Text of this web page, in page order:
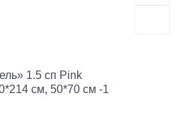
1.5 сп Pink
см, 50*70 см -1